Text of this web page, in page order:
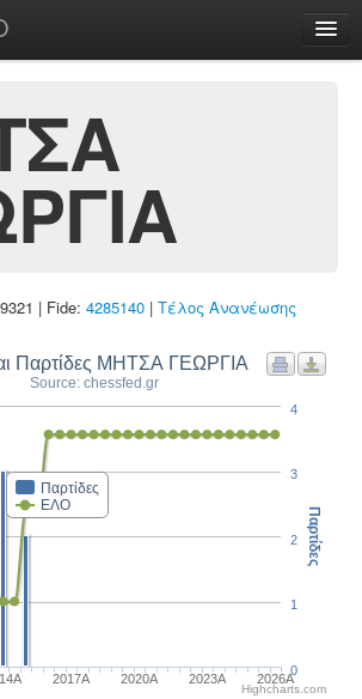
| Fide: 4285140 | Τέλος Ανανέωσης
Παρτίδες ΜΗΤΣΑ ΓΕΩΡΓΙΑ
Source: chessfed.gr
Παρτίδες
ΕΛΟ
2017A 2020A 2023Α 2026A
0
1
2
3
4
Παρτίδες
Highcharts.com